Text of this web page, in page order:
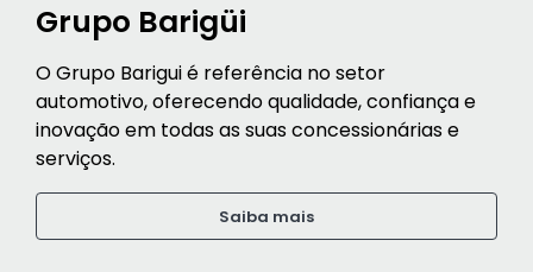
Grupo Barigüi
O Grupo Barigui é referência no setor
automotivo, oferecendo qualidade, confiança e
inovação em todas as suas concessionárias e
serviços.
Saiba mais